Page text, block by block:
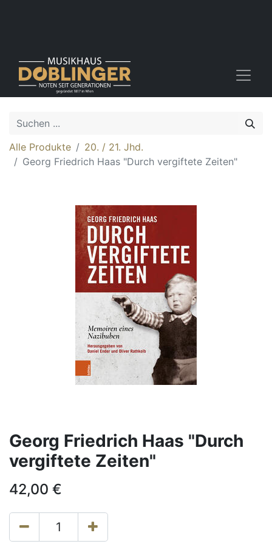
Alle Produkte
20. / 21. Jhd.
Georg Friedrich Haas "Durch vergiftete Zeiten"
Georg Friedrich Haas "Durch
vergiftete Zeiten"
42,00 €